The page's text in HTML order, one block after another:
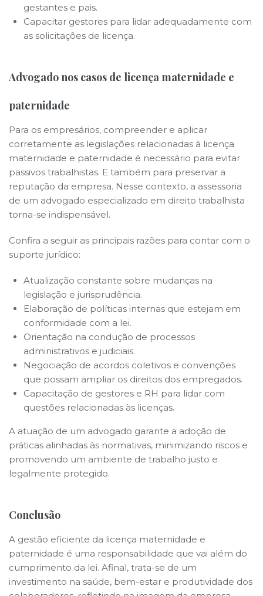
gestantes e pais.
Capacitar gestores para lidar adequadamente com
as solicitações de licença.
Advogado nos casos de licença maternidade e
paternidade
Para os empresários, compreender e aplicar
corretamente as legislações relacionadas à licença
maternidade e paternidade é necessário para evitar
passivos trabalhistas. E também para preservar a
reputação da empresa. Nesse contexto, a assessoria
de um advogado especializado em direito trabalhista
torna-se indispensável.
Confira a seguir as principais razões para contar com o
suporte jurídico:
Atualização constante sobre mudanças na
legislação e jurisprudência.
Elaboração de políticas internas que estejam em
conformidade com a lei.
Orientação na condução de processos
administrativos e judiciais.
Negociação de acordos coletivos e convenções
que possam ampliar os direitos dos empregados.
Capacitação de gestores e RH para lidar com
questões relacionadas às licenças.
A atuação de um advogado garante a adoção de
práticas alinhadas às normativas, minimizando riscos e
promovendo um ambiente de trabalho justo e
legalmente protegido.
Conclusão
A gestão eficiente da licença maternidade e
paternidade é uma responsabilidade que vai além do
cumprimento da lei. Afinal, trata-se de um
investimento na saúde, bem-estar e produtividade dos